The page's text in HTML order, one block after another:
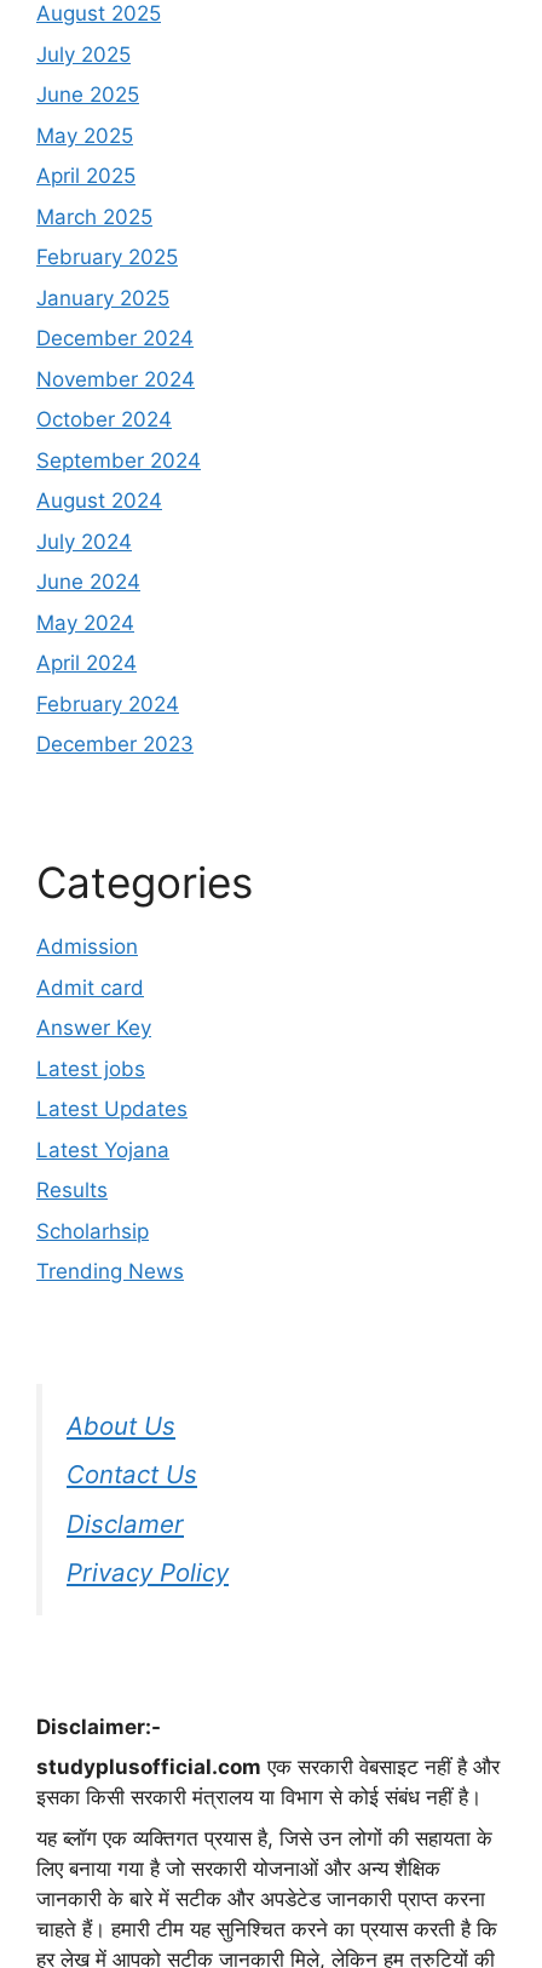
August 2025
July 2025
June 2025
May 2025
April 2025
March 2025
February 2025
January 2025
December 2024
November 2024
October 2024
September 2024
August 2024
July 2024
June 2024
May 2024
April 2024
February 2024
December 2023
Categories
Admission
Admit card
Answer Key
Latest jobs
Latest Updates
Latest Yojana
Results
Scholarhsip
Trending News
About Us
Contact Us
Disclamer
Privacy Policy
Disclaimer:-
studyplusofficial.com एक सरकारी वेबसाइट नहीं है और
इसका किसी सरकारी मंत्रालय या विभाग से कोई संबंध नहीं है।
यह ब्लॉग एक व्यक्तिगत प्रयास है, जिसे उन लोगों की सहायता के
लिए बनाया गया है जो सरकारी योजनाओं और अन्य शैक्षिक
जानकारी के बारे में सटीक और अपडेटेड जानकारी प्राप्त करना
चाहते हैं। हमारी टीम यह सुनिश्चित करने का प्रयास करती है कि
हर लेख में आपको सटीक जानकारी मिले, लेकिन हम त्रुटियों की